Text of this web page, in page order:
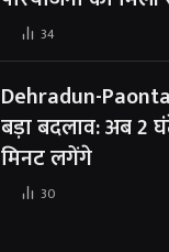
34
Dehradun-
बड़ा बदलाव: अब 2
मिनट लगेंगे
30